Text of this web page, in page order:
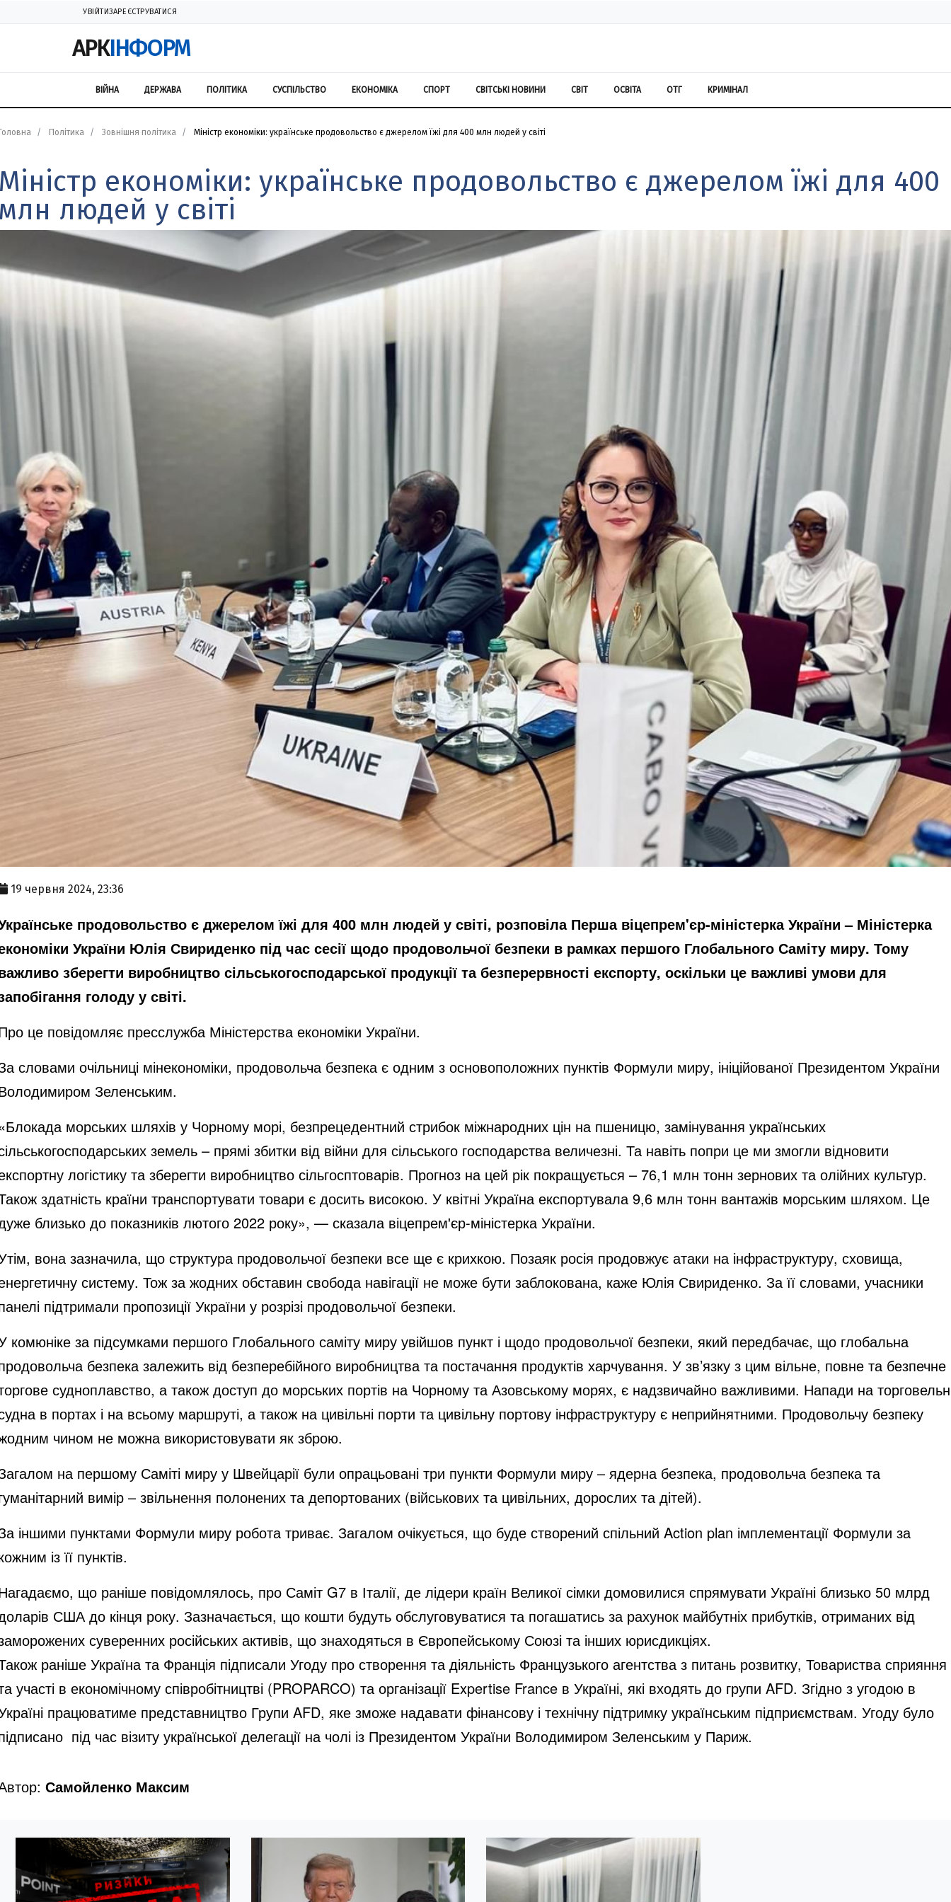
УВІЙТИЗАРЕЄСТРУВАТИСЯ
АРКІНФОРМ
ВІЙНА ДЕРЖАВА ПОЛІТИКА СУСПІЛЬСТВО ЕКОНОМІКА СПОРТ СВІТСЬКІ НОВИНИ СВІТ ОСВІТА ОТГ КРИМІНАЛ
Політика Зовнішня політика Міністр економіки: українське продовольство є джерелом їжі для 400 млн людей у світі
економіки: українське продовольство є джерелом їжі для 400
людей у світі
19 червня 2024, 23:36
продовольство є джерелом їжі для 400 млн людей у світі, розповіла Перша віцепрем'єр-міністерка України – Міністерка
України Юлія Свириденко під час сесії щодо продовольчої безпеки в рамках першого Глобального Саміту миру. Тому
зберегти виробництво сільськогосподарської продукції та безперервності експорту, оскільки це важливі умови для
голоду у світі.
це повідомляє пресслужба Міністерства економіки України.
словами очільниці мінекономіки, продовольча безпека є одним з основоположних пунктів Формули миру, ініційованої Президентом України
Зеленським.
морських шляхів у Чорному морі, безпрецедентний стрибок міжнародних цін на пшеницю, замінування українських
земель – прямі збитки від війни для сільського господарства величезні. Та навіть попри це ми змогли відновити
логістику та зберегти виробництво сільгосптоварів. Прогноз на цей рік покращується – 76,1 млн тонн зернових та олійних культур.
здатність країни транспортувати товари є досить високою. У квітні Україна експортувала 9,6 млн тонн вантажів морським шляхом. Це
близько до показників лютого 2022 року», — сказала віцепрем'єр-міністерка України.
вона зазначила, що структура продовольчої безпеки все ще є крихкою. Позаяк росія продовжує атаки на інфраструктуру, сховища,
систему. Тож за жодних обставин свобода навігації не може бути заблокована, каже Юлія Свириденко. За її словами, учасники
підтримали пропозиції України у розрізі продовольчої безпеки.
комюніке за підсумками першого Глобального саміту миру увійшов пункт і щодо продовольчої безпеки, який передбачає, що глобальна
безпека залежить від безперебійного виробництва та постачання продуктів харчування. У зв’язку з цим вільне, повне та безпечне
судноплавство, а також доступ до морських портів на Чорному та Азовському морях, є надзвичайно важливими. Напади на
в портах і на всьому маршруті, а також на цивільні порти та цивільну портову інфраструктуру є неприйнятними. Продовольчу безпеку
чином не можна використовувати як зброю.
на першому Саміті миру у Швейцарії були опрацьовані три пункти Формули миру – ядерна безпека, продовольча безпека та
вимір – звільнення полонених та депортованих (військових та цивільних, дорослих та дітей).
іншими пунктами Формули миру робота триває. Загалом очікується, що буде створений спільний Action plan імплементації Формули за
із її пунктів.
що раніше повідомлялось, про Саміт G7 в Італії, де лідери країн Великої сімки домовилися спрямувати Україні близько 50 млрд
США до кінця року. Зазначається, що кошти будуть обслуговуватися та погашатись за рахунок майбутніх прибутків, отриманих від
суверенних російських активів, що знаходяться в Європейському Союзі та інших юрисдикціях.
раніше Україна та Франція підписали Угоду про створення та діяльність Французького агентства з питань розвитку, Товариства сприяння
участі в економічному співробітництві (PROPARCO) та організації Expertise France в Україні, які входять до групи AFD. Згідно з угодою в
працюватиме представництво Групи AFD, яке зможе надавати фінансову і технічну підтримку українським підприємствам. Угоду було
під час візиту української делегації на чолі із Президентом України Володимиром Зеленським у Париж.
Самойленко Максим